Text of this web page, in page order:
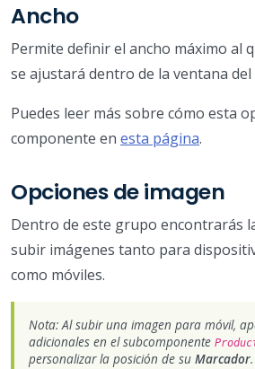
Ancho
Permite definir el ancho máximo al
se ajustará dentro de la ventana
Puedes leer más sobre cómo esta
componente en esta página.
Opciones de imagen
Dentro de este grupo encontrarás
subir imágenes tanto para
como móviles.
Nota: Al subir una imagen para móvil,
adicionales en el subcomponente
personalizar la posición de su Marcador.